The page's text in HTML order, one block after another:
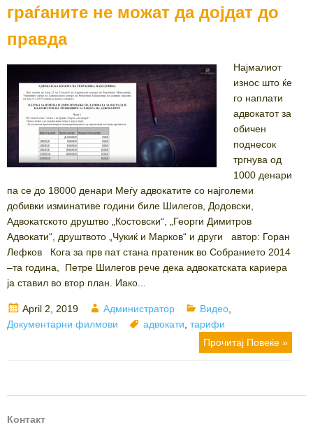
граѓаните не можат да дојдат до
правда
Најмалиот
износ што ќе
го наплати
адвокатот за
обичен
поднесок
тргнува од
1000 денари
па се до 18000 денари Меѓу адвокатите со најголеми
добивки изминативе години биле Шилегов, Додовски,
Адвокатското друштво „Костовски“, „Георги Димитров
Адвокати“, друштвото „Чукиќ и Марков“ и други автор: Горан
Лефков Кога за прв пат стана пратеник во Собранието 2014
–та година, Петре Шилегов рече дека адвокатската кариера
ја ставил во втор план. Иако...
Posted
on
April 2, 2019 Author
Администратор Categories
Видео
Документарни филмови
Tags
адвокати тарифи
Прочитај Повеќе »
Контакт